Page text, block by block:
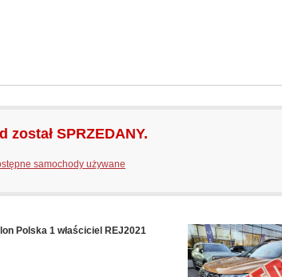
został SPRZEDANY.
samochody używane
Polska 1 właściciel REJ2021